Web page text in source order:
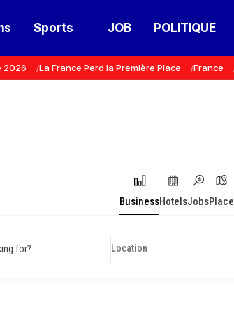
Sports JOB POLITIQUE
2026 La France Perd la Première Place France
BusinessHotelsJobsPlace
for?